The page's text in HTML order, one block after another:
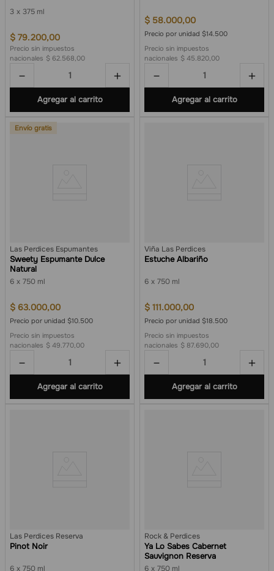
3 375 ml
$ 79.200,00
Precio sin impuestos
nacionales $ 62.568,00
＋
－
Agregar al carrito
$ 58.000,00
Precio por unidad $14.500
Precio sin impuestos
nacionales $ 45.820,00
＋
－
Agregar al carrito
Envío gratis
Las Perdices Espumantes
Sweety Espumante Dulce
Natural
6 750 ml
$ 63.000,00
Precio por unidad $10.500
Precio sin impuestos
nacionales $ 49.770,00
＋
－
Agregar al carrito
Viña Las Perdices
Estuche Albariño
6 750 ml
$ 111.000,00
Precio por unidad $18.500
Precio sin impuestos
nacionales $ 87.690,00
＋
－
Agregar al carrito
Las Perdices Reserva
Pinot Noir
6 750 ml
Rock & Perdices
Ya Lo Sabes Cabernet
Sauvignon Reserva
6 750 ml